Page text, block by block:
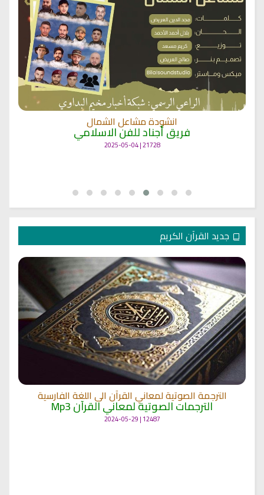
انشودة مشاعل الشمال
فريق أجناد للفن الاسلامي
21728 | 2025-05-04
جديد القرآن الكريم
الترجمة الصوتية لمعاني القرآن الى اللغة الفارسية
الترجمات الصوتية لمعاني القرآن Mp3
12487 | 2024-05-29